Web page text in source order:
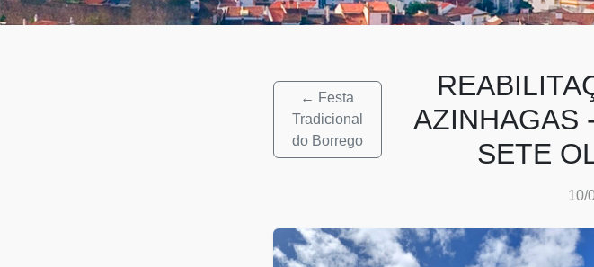
← Festa
Tradicional
do Borrego
AZINHAGAS
SETE
10/